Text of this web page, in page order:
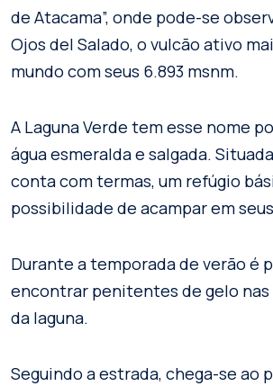
de Atacama”, onde pode-se
Ojos del Salado, o vulcão ativo
mundo com seus 6.893 msnm.
A Laguna Verde tem esse nome
água esmeralda e salgada.
conta com termas, um refúgio
possibilidade de acampar em
Durante a temporada de verão é
encontrar penitentes de gelo
da laguna.
Seguindo a estrada, chega-se ao